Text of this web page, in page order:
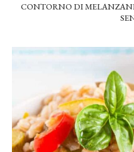
CONTORNO DI